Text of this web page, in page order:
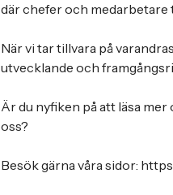
där chefer och medarbetare
När vi tar tillvara på
utvecklande och
Är du nyfiken på att läsa
oss?
Besök gärna våra sidor: